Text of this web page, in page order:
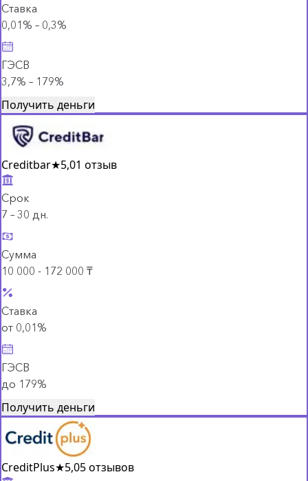
Ставка
0,01% – 0,3%
ГЭСВ
3,7% – 179%
Получить деньги
Creditbar★5,01 отзыв
Срок
7 – 30 дн.
Сумма
10 000 - 172 000 ₸
Ставка
от 0,01%
ГЭСВ
до 179%
Получить деньги
CreditPlus★5,05 отзывов